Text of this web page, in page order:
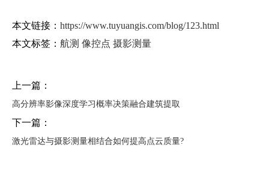
本文链接： https://www.tuyuangis.com/blog/123.html
本文标签： 航测 像控点 摄影测量
上一篇：
高分辨率影像深度学习概率决策融合建筑提取
下一篇：
激光雷达与摄影测量相结合如何提高点云质量?